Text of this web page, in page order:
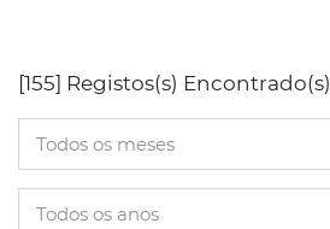
[155] Registos(s) Encontrado(s)